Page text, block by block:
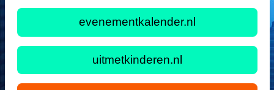
evenementkalender.nl
uitmetkinderen.nl